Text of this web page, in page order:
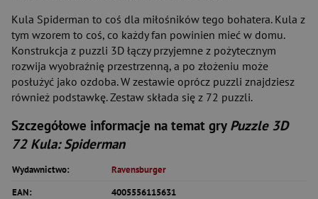
Kula Spiderman to coś dla miłośników tego bohatera. Kula z
tym wzorem to coś, co każdy fan powinien mieć w domu.
Konstrukcja z puzzli 3D łączy przyjemne z pożytecznym
rozwija wyobraźnię przestrzenną, a po złożeniu może
posłużyć jako ozdoba. W zestawie oprócz puzzli znajdziesz
również podstawkę. Zestaw składa się z 72 puzzli.
Szczegółowe informacje na temat gry Puzzle 3D
72 Kula: Spiderman
Wydawnictwo:
Ravensburger
EAN:
4005556115631